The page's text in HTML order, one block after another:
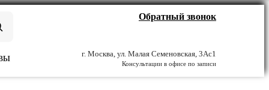
Обратный звонок
г. Москва, ул. Малая Семеновская, 3Ас1
Консультации в офисе по записи